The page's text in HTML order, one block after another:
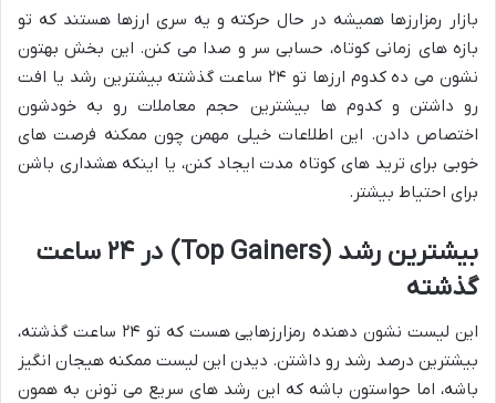
بازار رمزارزها همیشه در حال حرکته و یه سری ارزها هستند که تو
بازه های زمانی کوتاه، حسابی سر و صدا می کنن. این بخش بهتون
نشون می ده کدوم ارزها تو ۲۴ ساعت گذشته بیشترین رشد یا افت
رو داشتن و کدوم ها بیشترین حجم معاملات رو به خودشون
اختصاص دادن. این اطلاعات خیلی مهمن چون ممکنه فرصت های
خوبی برای ترید های کوتاه مدت ایجاد کنن، یا اینکه هشداری باشن
برای احتیاط بیشتر.
بیشترین رشد (Top Gainers) در ۲۴ ساعت
گذشته
این لیست نشون دهنده رمزارزهایی هست که تو ۲۴ ساعت گذشته،
بیشترین درصد رشد رو داشتن. دیدن این لیست ممکنه هیجان انگیز
باشه، اما حواستون باشه که این رشد های سریع می تونن به همون